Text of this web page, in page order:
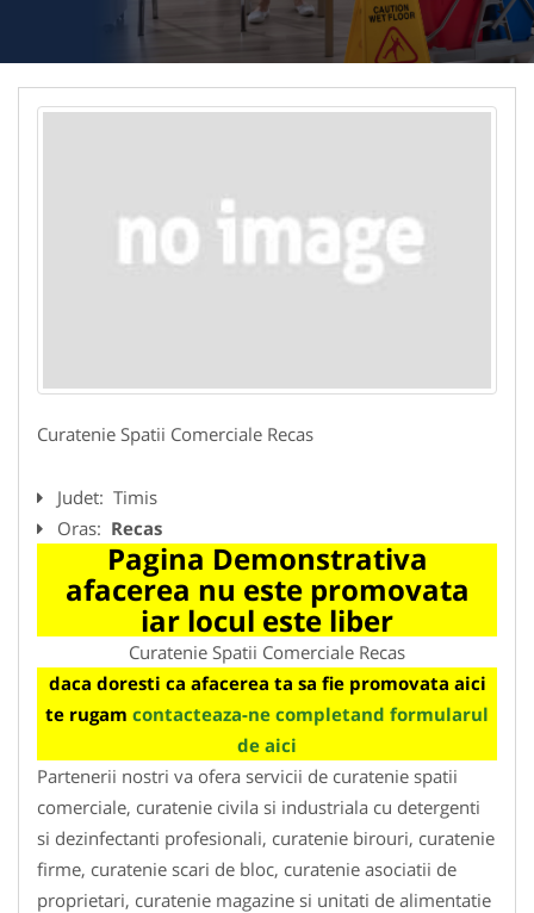
Curatenie Spatii Comerciale Recas
Judet: Timis
Oras: Recas
Pagina Demonstrativa
afacerea nu este promovata
iar locul este liber
Curatenie Spatii Comerciale Recas
daca doresti ca afacerea ta sa fie promovata aici
te rugam contacteaza-ne completand formularul
de aici
Partenerii nostri va ofera servicii de curatenie spatii
comerciale, curatenie civila si industriala cu detergenti
si dezinfectanti profesionali, curatenie birouri, curatenie
firme, curatenie scari de bloc, curatenie asociatii de
proprietari, curatenie magazine si unitati de alimentatie